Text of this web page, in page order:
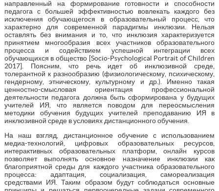
направленный на формирование готовности и способности
педагога с большей эффективностью вовлекать каждого без
исключения обучающегося в образовательный процесс, что
характерно для современной парадигмы инклюзии. Нельзя
оставлять без внимания и то, что инклюзия характеризуется
принятием многообразия всех участников образовательного
процесса и содействием успешной интеграции всех
обучающихся в общество [Socio-Psychological Portrait of Children
2017]. Поясним, что речь идет об инклюзивной среде,
толерантной к разнообразию (физиологическому, психическому,
гендерному, этническому, культурному и др.). Именно такая
ценностно-смысловая ориентация профессиональной
деятельности педагога должна быть сформирована у будущих
учителей ИЯ, что является поводом для переосмысления
методики обучения будущих учителей преподаванию ИЯ в
инклюзивной среде в условиях дистанционного обучения.
На наш взгляд, дистанционное обучение с использованием
медиа-технологий, цифровых образовательных ресурсов,
интерактивных образовательных платформ, онлайн курсов
позволяет выполнять основное назначение инклюзии как
благоприятной среды для каждого участника образовательного
процесса: адаптация, социализация, самореализация
средствами ИЯ. Таким образом будут соблюдаться основные